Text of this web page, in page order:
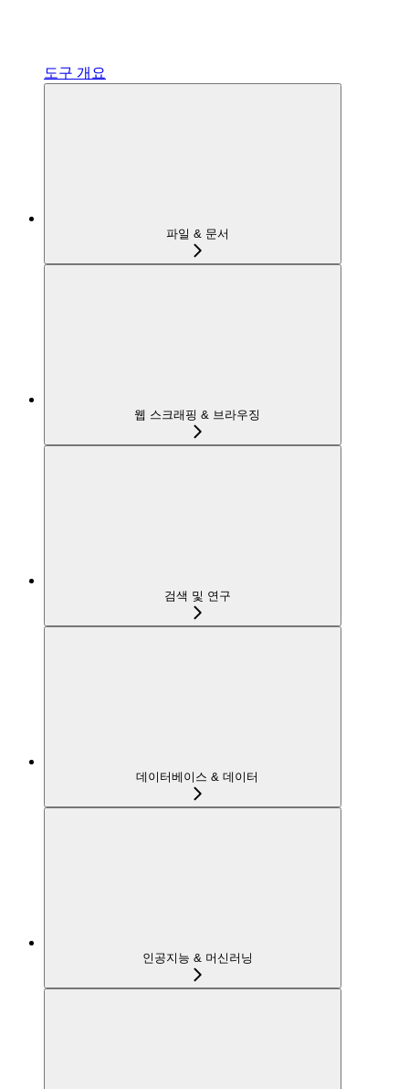
도구 개요
파일 & 문서
웹 스크래핑 & 브라우징
검색 및 연구
데이터베이스 & 데이터
인공지능 & 머신러닝